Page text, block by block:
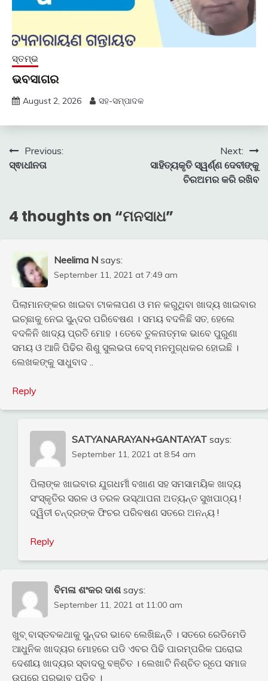
ସ୍ତମ୍ଭ
ଭବସାଗର
August 2, 2026 ସହ-ସମ୍ପାଦକ
Post
navigation
Previous:
ସ୍ଵାଧୀନତା
Next:
ସାହିତ୍ୟକୃତି ସ୍ୱର୍ଣ୍ଣ ଦେବୀଙ୍କୁ
ଚିରଅମର କରି ରଖିବ
4 thoughts on “ମନସାଧ”
Neelima N says:
September 11, 2021 at 7:49 am
ପିଲାମାନଙ୍କର ଖାଇବା ଟାକଳାପଣ ଓ ମନ କରୁଥିବା ଖାଦ୍ୟ ଖାଇବାର
ଇଚ୍ଛାକୁ ନେଇ ସୁନ୍ଦର ପରିବେଷଣ । ସମୟ ବଦଳିଛି ସତ, ହେଲେ
ବଦଳିନି ଖାଦ୍ୟ ପ୍ରତି ମୋହ । ତେବେ ତୁଳନାତ୍ମକ ଭାବେ ପୁରୁଣା
ସମୟ ଓ ଆଜି ପିଢିର ଶିଶୁ ସୁଲଭତା ବେସ୍ ମନମୁଗ୍ଧକର ହୋଇଛି ।
ଲେଖକଙ୍କୁ ସାଧୁବାଦ ..
Reply
SATYANARAYAN+GANTAYAT says:
September 11, 2021 at 8:54 am
ପିଲାଙ୍କ ଖାଇବାର ଯୁଗଧର୍ମୀ ବଖାଣ ସହ ସମସାମୟିକ ଖାଦ୍ୟ
ସଂସ୍କୃତିର ସରଳ ଓ ତରଳ ଉସ୍ଥାପନା ଅତ୍ୟନ୍ତ ସୁଖପାଠ୍ୟ !
ଦ୍ୱିତୀ ଚନ୍ଦ୍ରଙ୍କ ଫିଚର ପରିବଷଣ ସତରେ ଅନନ୍ୟ !
Reply
ବିମଳା ଶଂକର ଦାଶ says:
September 11, 2021 at 11:00 am
ଖୁବ୍ ବାସ୍ତବକଥାକୁ ସୁନ୍ଦର ଭାବେ ଲେଖିଛନ୍ତି । ସତରେ ରେଡିମେଡି
ଆଧୁନିକ ଖାଦ୍ୟର ମୋହରେ ପଡି ଏବର ପିଢି ପାରମ୍ପରିକ ଘରୋଇ
ଦେଶୀୟ ଖାଦ୍ୟର ସ୍ବାଦରୁ ବଞ୍ଚିତ । ଲେଖାଟି ନିଶ୍ଚିତ ରୂପେ ସମାଜ
ଉପରେ ପ୍ରଭାବ ପଡିବ ।